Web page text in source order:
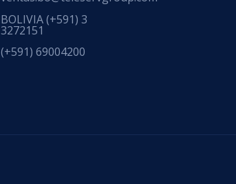
BOLIVIA(+591) 3
3272151
(+591) 69004200